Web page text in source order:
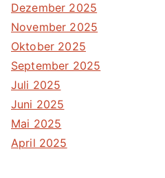
Dezember 2025
November 2025
Oktober 2025
September 2025
Juli 2025
Juni 2025
Mai 2025
April 2025